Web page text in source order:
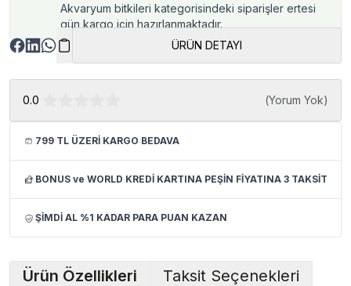
Akvaryum bitkileri kategorisindeki siparişler ertesi
gün kargo için hazırlanmaktadır.
ÜRÜN DETAYI
0.0 (Yorum Yok)
799 TL ÜZERİ KARGO BEDAVA
BONUS ve WORLD KREDİ KARTINA PEŞİN FİYATINA 3 TAKSİT
ŞİMDİ AL %1 KADAR PARA PUAN KAZAN
Ürün Özellikleri Taksit Seçenekleri